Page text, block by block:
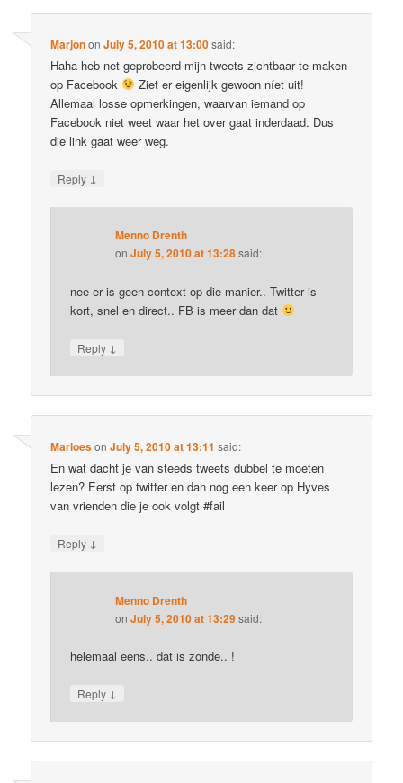
MarjononJuly 5, 2010 at 13:00said:
Haha heb net geprobeerd mijn tweets zichtbaar te maken
op Facebook
Ziet er eigenlijk gewoon níet uit!
Allemaal losse opmerkingen, waarvan iemand op
Facebook niet weet waar het over gaat inderdaad. Dus
die link gaat weer weg.
Reply ↓
Menno Drenth
onJuly 5, 2010 at 13:28said:
nee er is geen context op die manier.. Twitter is
kort, snel en direct.. FB is meer dan dat
Reply ↓
MarloesonJuly 5, 2010 at 13:11 said:
En wat dacht je van steeds tweets dubbel te moeten
lezen? Eerst op twitter en dan nog een keer op Hyves
van vrienden die je ook volgt #fail
Reply ↓
Menno Drenth
onJuly 5, 2010 at 13:29said:
helemaal eens.. dat is zonde.. !
Reply ↓